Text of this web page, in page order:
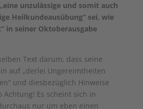
unzulässige und somit auch
Heilkundeausübung“ sei, wie
in seiner Oktoberausgabe
Text darum, dass seine
auf „derlei Ungereimtheiten
und diesbezüglich Hinweise
Achtung! Es scheint sich in
nur um eben einen